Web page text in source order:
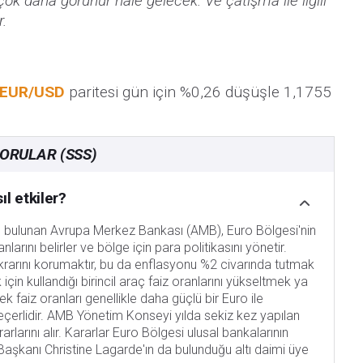
USD paritesi gün için %0,26 düşüşle 1,1755
(SSS)
etkiler?
Avrupa Merkez Bankası (AMB), Euro Bölgesi'nin
belirler ve bölge için para politikasını yönetir.
korumaktır, bu da enflasyonu %2 civarında tutmak
kullandığı birincil araç faiz oranlarını yükseltmek ya
faiz oranları genellikle daha güçlü bir Euro ile
AMB Yönetim Konseyi yılda sekiz kez yapılan
alır. Kararlar Euro Bölgesi ulusal bankalarının
Christine Lagarde'ın da bulunduğu altı daimi üye